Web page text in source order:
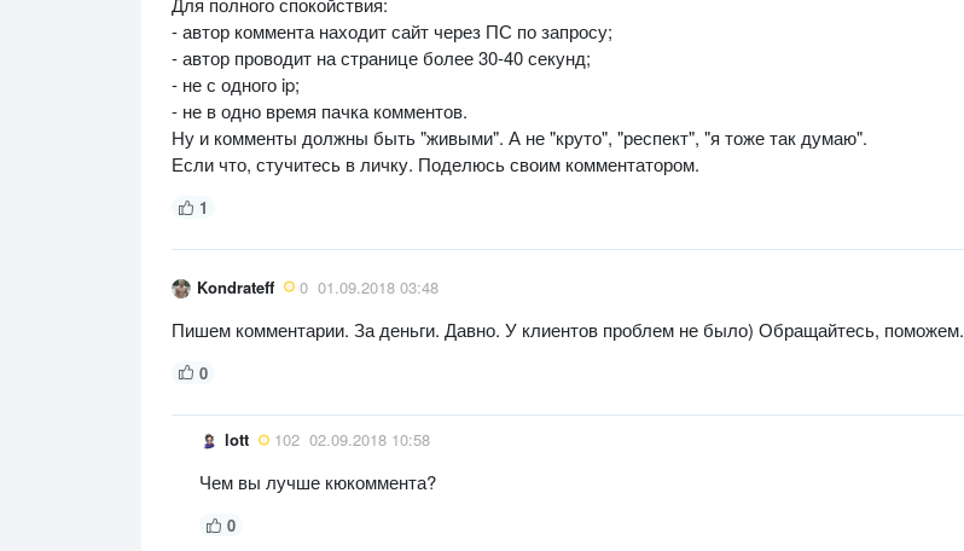
- автор коммента находит сайт через ПС по запросу;
- автор проводит на странице более 30-40 секунд;
- не с одного ip;
- не в одно время пачка комментов.
Ну и комменты должны быть "живыми". А не "круто", "респект", "я тоже так думаю".
Если что, стучитесь в личку. Поделюсь своим комментатором.
1
Kondrateff 0 01.09.2018 03:48
Пишем комментарии. За деньги. Давно. У клиентов проблем не было) Обращайтесь, поможем.
0
lott 102 02.09.2018 10:58
Чем вы лучше кюкоммента?
0